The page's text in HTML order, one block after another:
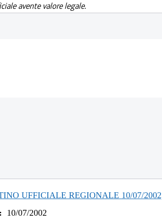
avente valore legale.
UFFICIALE REGIONALE 10/07/
10/07/2002